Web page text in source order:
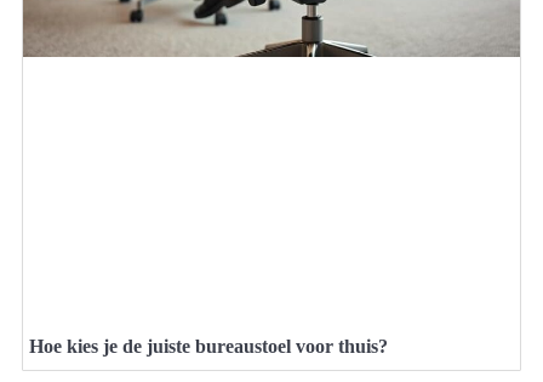
Hoe kies je de juiste bureaustoel voor thuis?